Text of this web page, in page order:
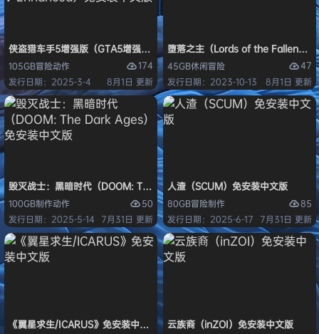
侠盗猎车手5增强版（GTA5增强版（Grand Theft Auto V Enhanced）免
105GB冒险动作
174
发行日期：2025-3-4
8月1日 更新
堕落之主（Lords of the Fallen）免
45GB休闲冒险
47
发行日期：2023-10-13
8月1日 更新
毁灭战士：黑暗时代（DOOM: The Dark Ages）免安装中文版
100GB制作动作
50
发行日期：2025-5-14
7月31日 更新
人渣（SCUM）免安装中文版
80GB冒险制作
85
发行日期：2025-6-17
7月31日 更新
《翼星求生/ICARUS》免安装中文版 云族裔（inZOI）免安装中文版